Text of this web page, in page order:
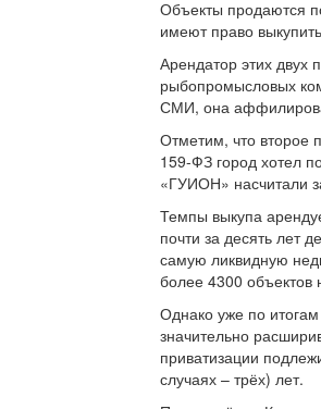
Объекты продаются
имеют право
Арендатор этих
рыбопромысловых
СМИ, она
Отметим, что второе
159-ФЗ город хотел
«ГУИОН» насчитали
Темпы выкупа
почти за десять лет
самую ликвидную
более 4300
Однако уже по
значительно
приватизации
случаях – трёх) лет.